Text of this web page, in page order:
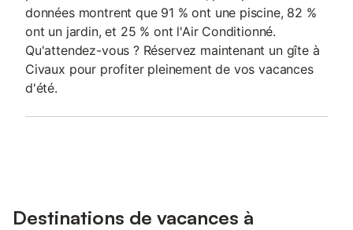
données montrent que 91 % ont une piscine, 82 %
ont un jardin, et 25 % ont l'Air Conditionné.
Qu'attendez-vous ? Réservez maintenant un gîte à
Civaux pour profiter pleinement de vos vacances
d'été.
Destinations de vacances à